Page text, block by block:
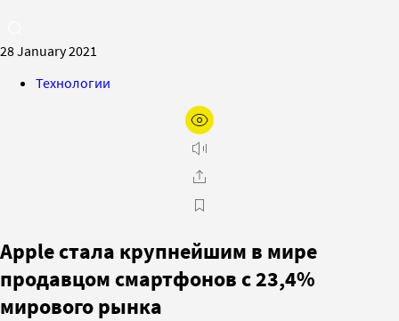
28 January 2021
Технологии
Apple стала крупнейшим в мире
продавцом смартфонов с 23,4%
мирового рынка